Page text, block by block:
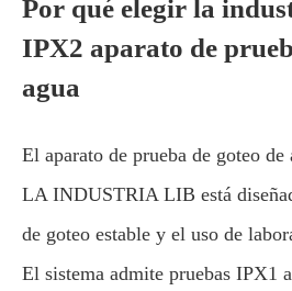
Por qué elegir la
IPX2 aparato de
agua
El aparato de prueba de goteo
LA INDUSTRIA LIB está
de goteo estable y el uso de
El sistema admite pruebas IPX1